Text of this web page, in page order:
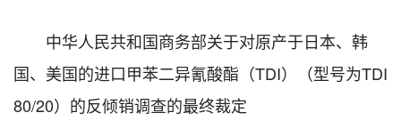
中华人民共和国商务部关于对原产于日本、韩
国、美国的进口甲苯二异氰酸酯（TDI）（型号为TDI
80/20）的反倾销调查的最终裁定